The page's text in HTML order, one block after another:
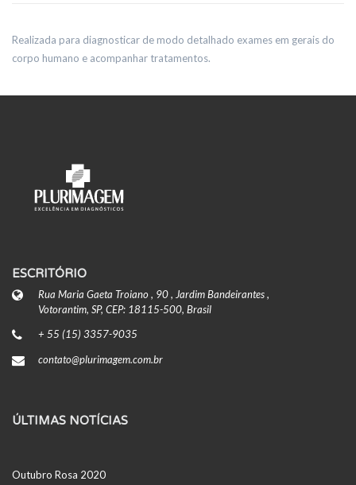
Realizada para diagnosticar de modo detalhado exames em gerais do
corpo humano e acompanhar tratamentos.
ESCRITÓRIO
Rua Maria Gaeta Troiano , 90 , Jardim Bandeirantes ,
Votorantim, SP, CEP: 18115-500, Brasil
+ 55 (15) 3357-9035
contato@plurimagem.com.br
ÚLTIMAS NOTÍCIAS
Outubro Rosa 2020